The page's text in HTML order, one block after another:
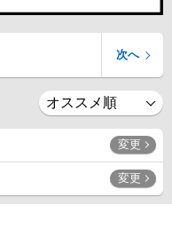
次へ
変更
変更